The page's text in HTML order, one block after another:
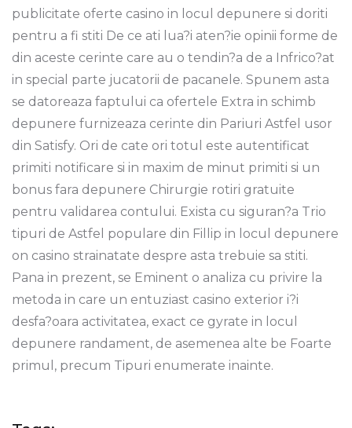
publicitate oferte casino in locul depunere si doriti
pentru a fi stiti De ce ati lua?i aten?ie opinii forme de
din aceste cerinte care au o tendin?a de a Infrico?at
in special parte jucatorii de pacanele. Spunem asta
se datoreaza faptului ca ofertele Extra in schimb
depunere furnizeaza cerinte din Pariuri Astfel usor
din Satisfy. Ori de cate ori totul este autentificat
primiti notificare si in maxim de minut primiti si un
bonus fara depunere Chirurgie rotiri gratuite
pentru validarea contului. Exista cu siguran?a Trio
tipuri de Astfel populare din Fillip in locul depunere
on casino strainatate despre asta trebuie sa stiti.
Pana in prezent, se Eminent o analiza cu privire la
metoda in care un entuziast casino exterior i?i
desfa?oara activitatea, exact ce gyrate in locul
depunere randament, de asemenea alte be Foarte
primul, precum Tipuri enumerate inainte.